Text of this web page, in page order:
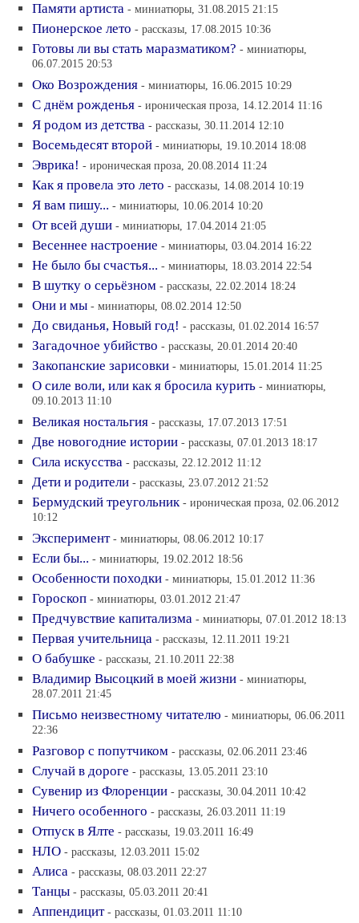
Памяти артиста - миниатюры, 31.08.2015 21:15
Пионерское лето - рассказы, 17.08.2015 10:36
Готовы ли вы стать маразматиком? - миниатюры,
06.07.2015 20:53
Око Возрождения - миниатюры, 16.06.2015 10:29
С днём рожденья - ироническая проза, 14.12.2014 11:16
Я родом из детства - рассказы, 30.11.2014 12:10
Восемьдесят второй - миниатюры, 19.10.2014 18:08
Эврика! - ироническая проза, 20.08.2014 11:24
Как я провела это лето - рассказы, 14.08.2014 10:19
Я вам пишу... - миниатюры, 10.06.2014 10:20
От всей души - миниатюры, 17.04.2014 21:05
Весеннее настроение - миниатюры, 03.04.2014 16:22
Не было бы счастья... - миниатюры, 18.03.2014 22:54
В шутку о серьёзном - рассказы, 22.02.2014 18:24
Они и мы - миниатюры, 08.02.2014 12:50
До свиданья, Новый год! - рассказы, 01.02.2014 16:57
Загадочное убийство - рассказы, 20.01.2014 20:40
Закопанские зарисовки - миниатюры, 15.01.2014 11:25
О силе воли, или как я бросила курить - миниатюры,
09.10.2013 11:10
Великая ностальгия - рассказы, 17.07.2013 17:51
Две новогодние истории - рассказы, 07.01.2013 18:17
Сила искусства - рассказы, 22.12.2012 11:12
Дети и родители - рассказы, 23.07.2012 21:52
Бермудский треугольник - ироническая проза, 02.06.2012
10:12
Эксперимент - миниатюры, 08.06.2012 10:17
Если бы... - миниатюры, 19.02.2012 18:56
Особенности походки - миниатюры, 15.01.2012 11:36
Гороскоп - миниатюры, 03.01.2012 21:47
Предчувствие капитализма - миниатюры, 07.01.2012 18:13
Первая учительница - рассказы, 12.11.2011 19:21
О бабушке - рассказы, 21.10.2011 22:38
Владимир Высоцкий в моей жизни - миниатюры,
28.07.2011 21:45
Письмо неизвестному читателю - миниатюры, 06.06.2011
22:36
Разговор с попутчиком - рассказы, 02.06.2011 23:46
Случай в дороге - рассказы, 13.05.2011 23:10
Сувенир из Флоренции - рассказы, 30.04.2011 10:42
Ничего особенного - рассказы, 26.03.2011 11:19
Отпуск в Ялте - рассказы, 19.03.2011 16:49
НЛО - рассказы, 12.03.2011 15:02
Алиса - рассказы, 08.03.2011 22:27
Танцы - рассказы, 05.03.2011 20:41
Аппендицит - рассказы, 01.03.2011 11:10